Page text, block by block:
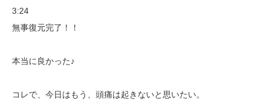
3:24
無事復元完了！！
本当に良かった♪
コレで、今日はもう、頭痛は起きないと思いたい。